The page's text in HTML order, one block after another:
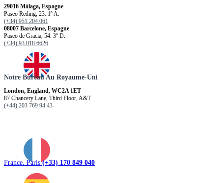
29016 Málaga, Espagne
Paseo Reding, 23. 1º A.
(+34) 951 204 061
08007 Barcelone, Espagne
Paseo de Gracia, 54. 3º D.
(+34) 93 018 6626
Notre Bureau Au Royaume-Uni
London, England, WC2A 1ET
87 Chancery Lane, Third Floor, A&T
(+44) 203 769 94 43
France. Paris(+33) 170 849 040